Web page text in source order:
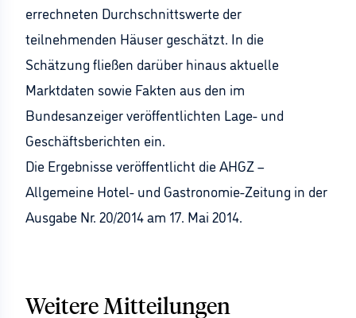
errechneten Durchschnittswerte der
teilnehmenden Häuser geschätzt. In die
Schätzung fließen darüber hinaus aktuelle
Marktdaten sowie Fakten aus den im
Bundesanzeiger veröffentlichten Lage- und
Geschäftsberichten ein.
Die Ergebnisse veröffentlicht die AHGZ –
Allgemeine Hotel- und Gastronomie-Zeitung in der
Ausgabe Nr. 20/2014 am 17. Mai 2014.
Weitere Mitteilungen